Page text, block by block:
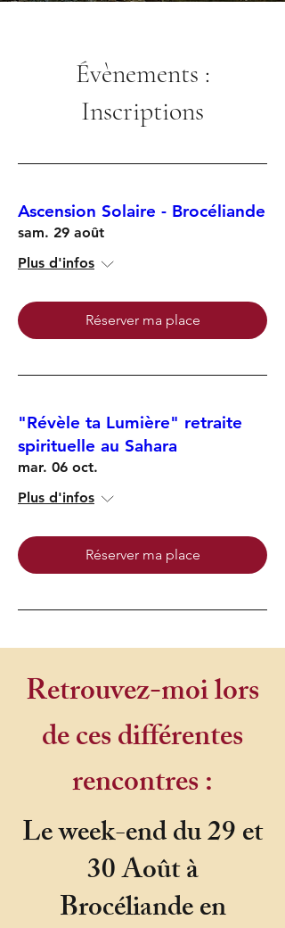
Évènements :
Inscriptions
Ascension Solaire - Brocéliande
sam. 29 août
Plus d'infos
Réserver ma place
"Révèle ta Lumière" retraite
spirituelle au Sahara
mar. 06 oct.
Plus d'infos
Réserver ma place
Retrouvez-moi lors
de ces différentes
rencontres :
Le week-end du 29 et
30 Août à
Brocéliande en